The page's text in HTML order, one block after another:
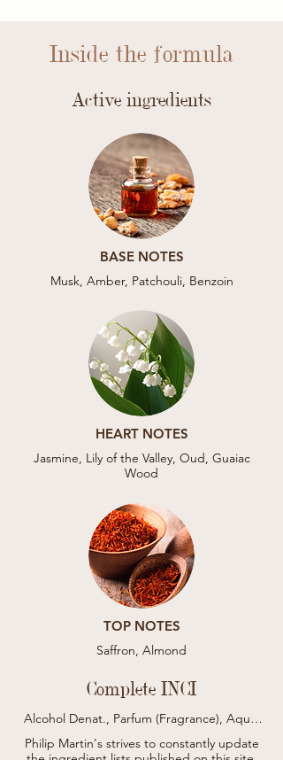
Inside the formula
Active ingredients
BASE NOTES
Musk, Amber, Patchouli, Benzoin
HEART NOTES
Jasmine, Lily of the Valley, Oud, Guaiac
Wood
TOP NOTES
Saffron, Almond
Complete INCI
Alcohol Denat., Parfum (Fragrance), Aqua
Naphthalenes, Beta-Caryophyllene, Linalool,
Philip Martin's strives to constantly update